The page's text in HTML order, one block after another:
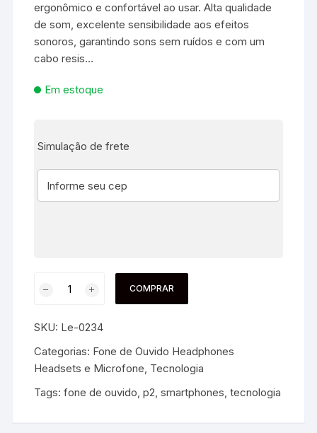
ergonômico e confortável ao usar. Alta qualidade
de som, excelente sensibilidade aos efeitos
sonoros, garantindo sons sem ruídos e com um
cabo resis…
Em estoque
Simulação de frete
COMPRAR
SKU: Le-0234
Categorias: Fone de Ouvido Headphones
Headsets e Microfone, Tecnologia
Tags:fone de ouvido,p2,smartphones,tecnologia